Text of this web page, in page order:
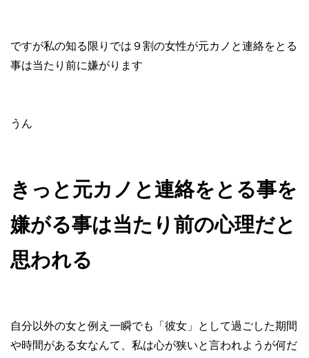
ですが私の知る限りでは９割の女性が元カノと連絡をとる
事は当たり前に嫌がります
うん
きっと元カノと連絡をとる事を
嫌がる事は当たり前の心理だと
思われる
自分以外の女と例え一瞬でも「彼女」として過ごした期間
や時間がある女なんて、私は心が狭いと言われようが何だ